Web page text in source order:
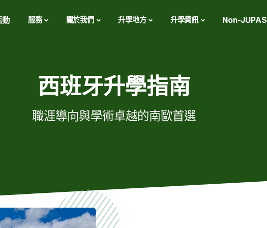
動 服務 關於我們 升學地方 升學資訊 Non-JUPAS
西班牙升學指南
職涯導向與學術卓越的南歐首選